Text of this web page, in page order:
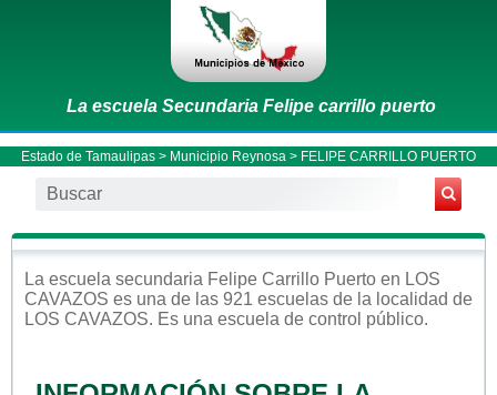
La escuela Secundaria Felipe carrillo puerto
Estado de Tamaulipas > Municipio Reynosa > FELIPE CARRILLO PUERTO
La escuela secundaria Felipe Carrillo Puerto en LOS
CAVAZOS es una de las 921 escuelas de la localidad de
LOS CAVAZOS. Es una escuela de control público.